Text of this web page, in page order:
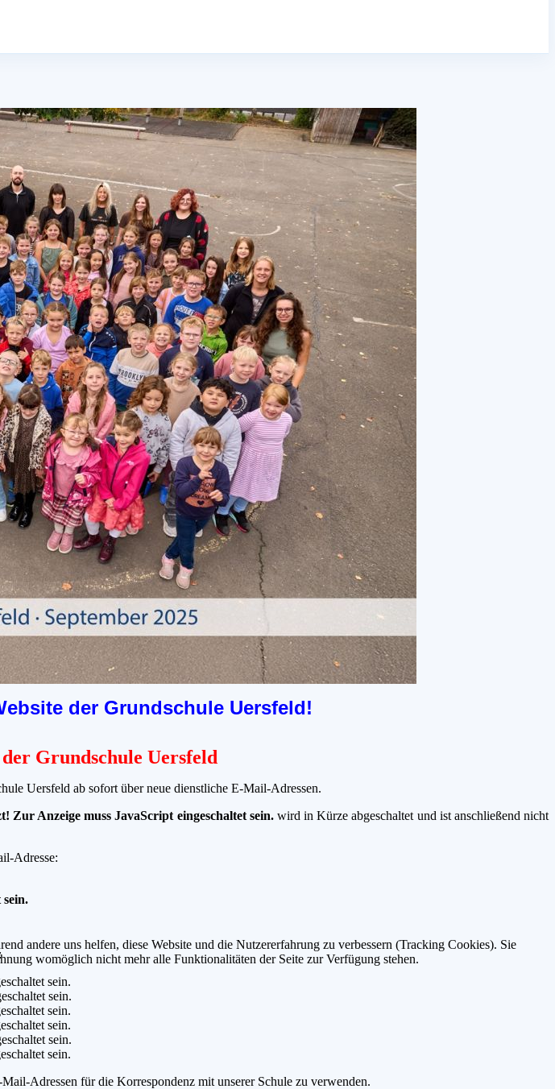
der Grundschule Uersfeld!
Grundschule Uersfeld
Uersfeld ab sofort über neue dienstliche E-Mail-Adressen.
Zur Anzeige muss JavaScript eingeschaltet sein.wird in Kürze abgeschaltet und ist anschließend nicht
Adresse:
sein.
sein.
sein.
sein.
sein.
sein.
sein.
Adressen für die Korrespondenz mit unserer Schule zu verwenden.
andere uns helfen, diese Website und die Nutzererfahrung zu verbessern (Tracking Cookies). Sie
womöglich nicht mehr alle Funktionalitäten der Seite zur Verfügung stehen.